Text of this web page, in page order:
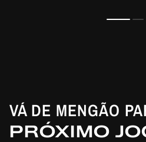
VÁ DE MENGÃO
PRÓXIMO